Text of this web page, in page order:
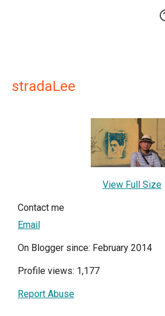
stradaLee
View Full Size
Contact me
Email
On Blogger since: February 2014
Profile views: 1,177
Report Abuse